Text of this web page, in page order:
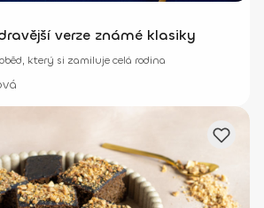
verze známé klasiky
který si zamiluje celá rodina